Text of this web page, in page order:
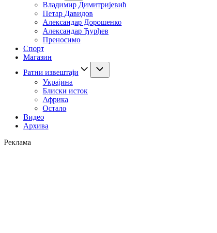
Владимир Димитријевић
Петар Давидов
Александар Дорошенко
Александар Ђурђев
Преносимо
Спорт
Магазин
Ратни извештаји
Украјина
Блиски исток
Африка
Остало
Видео
Архива
Реклама